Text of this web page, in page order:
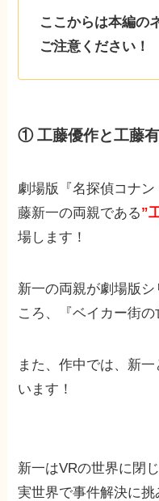
ここからは本編の
ご注意ください！
① 工藤優作と工藤
劇場版『名探偵コナ
藤新一の両親である”
場します！
新一の両親が劇場版
ころ、『ベイカー街の
また、作中では、新
います！
新一はVRの世界に閉
実世界で事件解決に挑